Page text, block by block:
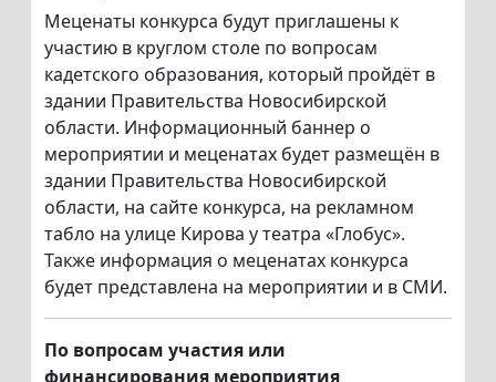
Меценаты конкурса будут приглашены к
участию в круглом столе по вопросам
кадетского образования, который пройдёт в
здании Правительства Новосибирской
области. Информационный баннер о
мероприятии и меценатах будет размещён в
здании Правительства Новосибирской
области, на сайте конкурса, на рекламном
табло на улице Кирова у театра «Глобус».
Также информация о меценатах конкурса
будет представлена на мероприятии и в СМИ.
По вопросам участия или
финансирования мероприятия